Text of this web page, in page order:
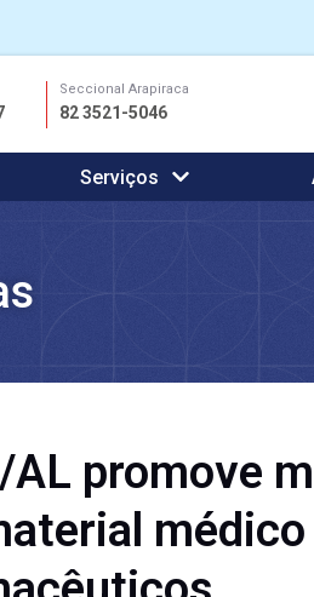
Seccional Arapiraca
82 3521-5046
Serviços
AL promove